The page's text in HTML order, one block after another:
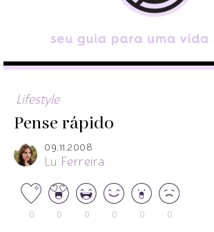
Lifestyle
Pense rápido
09.11.2008
Lu Ferreira
0 0 0 0 0 0